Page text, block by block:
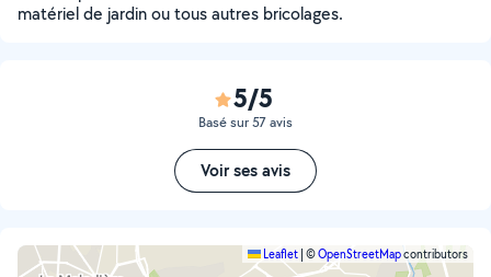
matériel de jardin ou tous autres bricolages.
5/5
Basé sur 57 avis
Voir ses avis
Leaflet ©OpenStreetMapcontributors